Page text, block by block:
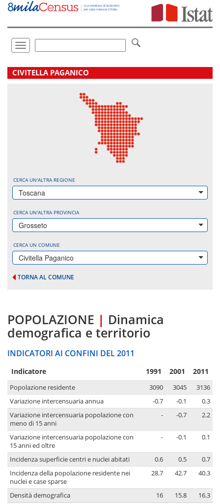
Vai
direttamente
Toggle
navigation
.
CIVITELLA PAGANICO
CERCA UN'ALTRA REGIONE
Toscana
CERCA UN'ALTRA PROVINCIA
Grosseto
CERCA UN COMUNE
Civitella Paganico
TORNA AL COMUNE
POPOLAZIONE | Dinamica
demografica e territorio
INDICATORI AI CONFINI DEL 2011
Indicatore 1991 2001 2011
Popolazione residente 3090 3045
3136
Variazione intercensuaria annua
-0.7 -0.1
0.3
Variazione intercensuaria popolazione con
meno di 15 anni
- -0.7 2.2
Variazione intercensuaria popolazione con
15 anni ed oltre
- -0.1 0.1
Incidenza superficie centri e nuclei abitati 0.6 0.5
0.7
Incidenza della popolazione residente nei
nuclei e case sparse
28.7 42.7 40.3
Densità demografica 16 15.8 16.3